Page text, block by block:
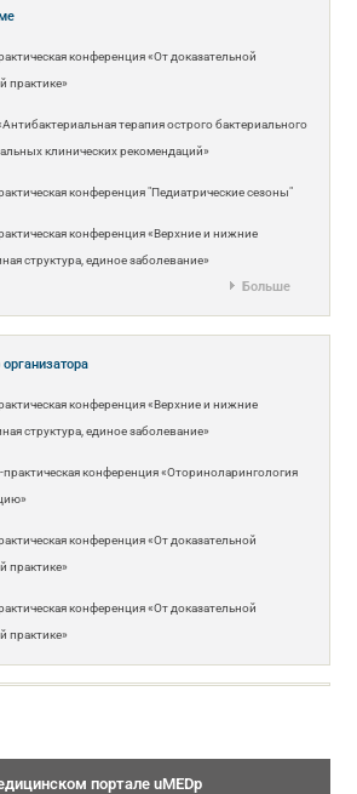
конференция «От доказательной
практике»
терапия острого бактериального
клинических рекомендаций»
конференция "Педиатрические сезоны"
конференция «Верхние и нижние
структура, единое заболевание»
Больше
организатора
конференция «Верхние и нижние
структура, единое заболевание»
практическая конференция «Оториноларингология
конференция «От доказательной
практике»
конференция «От доказательной
практике»
портале uMEDp